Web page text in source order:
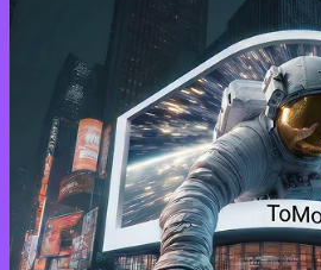
20+ Idee
(con
1) Mattina